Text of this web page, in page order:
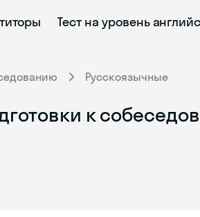
Тест на уровень
Русскоязычные
к